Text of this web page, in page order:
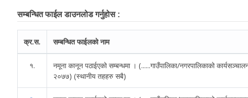
सम्बन्धित फाईल डाउनलोड गर्नुहोस :
क्र.स. सम्बन्धित फाईलको नाम
१.
नमूना कानून पठाईएको सम्बन्धमा । (......गाउँपालिका/नगरपालिकाको
२०७७) (स्थानीय तहहरु सबै)